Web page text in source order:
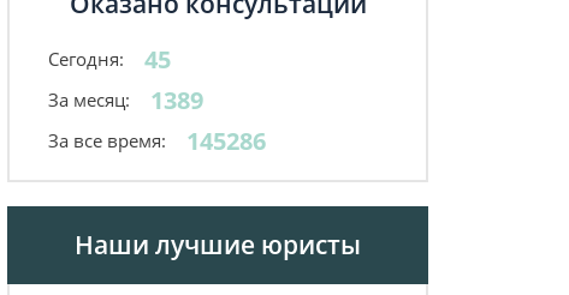
Сегодня: 45
За месяц: 1389
За все время: 145286
Наши лучшие юристы